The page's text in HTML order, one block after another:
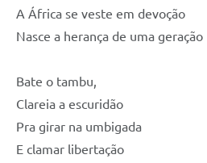
A África se veste em devoção
Nasce a herança de uma geração
Bate o tambu,
Clareia a escuridão
Pra girar na umbigada
E clamar libertação